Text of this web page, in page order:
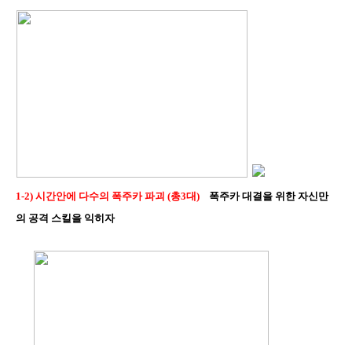
1-2) 시간안에 다수의 폭주카 파괴 (총3대) 폭주카 대결을 위한 자신만
의 공격 스킬을 익히자